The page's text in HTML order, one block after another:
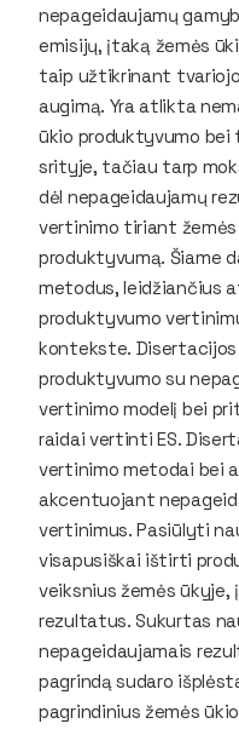
nepageidaujamų
emisijų, įtaką žemės
taip užtikrinant
augimą. Yra atlikta
ūkio produktyvumo bei
srityje, tačiau tarp
dėl nepageidaujamų
vertinimo tiriant
produktyvumą. Šiame
metodus, leidžiančius
produktyvumo
kontekste.
produktyvumo su
vertinimo modelį bei
raidai vertinti ES.
vertinimo metodai bei
akcentuojant
vertinimus. Pasiūlyti
visapusiškai ištirti
veiksnius žemės
rezultatus. Sukurtas
nepageidaujamais
pagrindą sudaro
pagrindinius žemės